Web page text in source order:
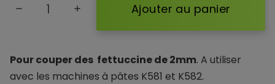
Pour couper des fettuccine de 2mm. A utiliser
avec les machines à pâtes K581 et K582.
remove add Ajouter au panier